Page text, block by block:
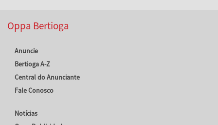
Oppa Bertioga
Anuncie
Bertioga A-Z
Central do Anunciante
Fale Conosco
Notícias